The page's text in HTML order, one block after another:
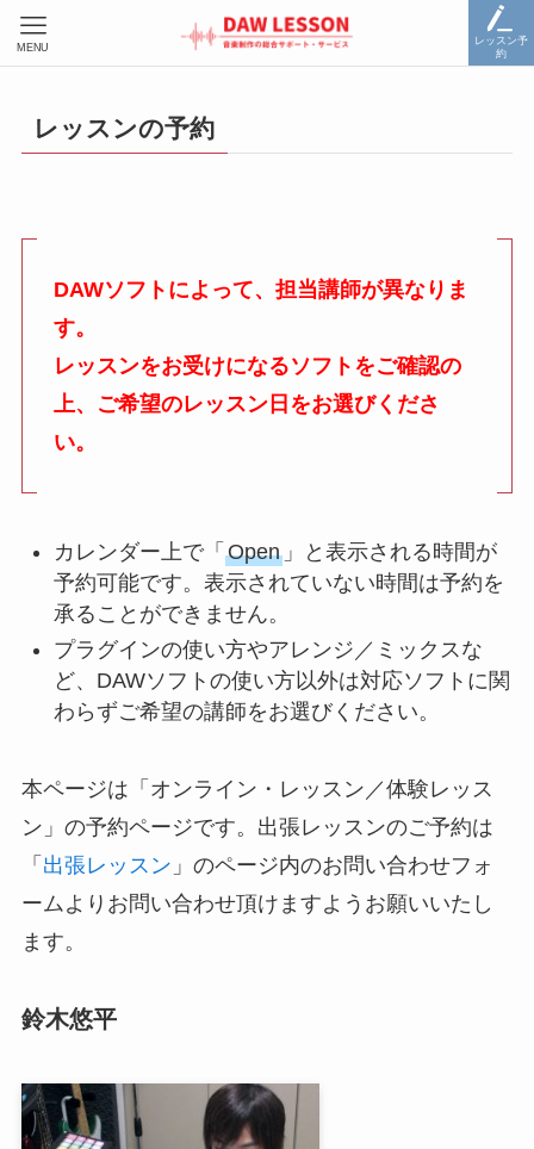
レッスン予
約
MENU
レッスンの予約
DAWソフトによって、担当講師が異なりま
す。
レッスンをお受けになるソフトをご確認の
上、ご希望のレッスン日をお選びくださ
い。
カレンダー上で「 Open」と表示される時間が
予約可能です。表示されていない時間は予約を
承ることができません。
プラグインの使い方やアレンジ／ミックスな
ど、DAWソフトの使い方以外は対応ソフトに関
わらずご希望の講師をお選びください。
本ページは「オンライン・レッスン／体験レッス
ン」の予約ページです。出張レッスンのご予約は
「 出張レッスン 」のページ内のお問い合わせフォ
ームよりお問い合わせ頂けますようお願いいたし
ます。
鈴木悠平